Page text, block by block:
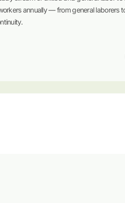
annually — from general laborers